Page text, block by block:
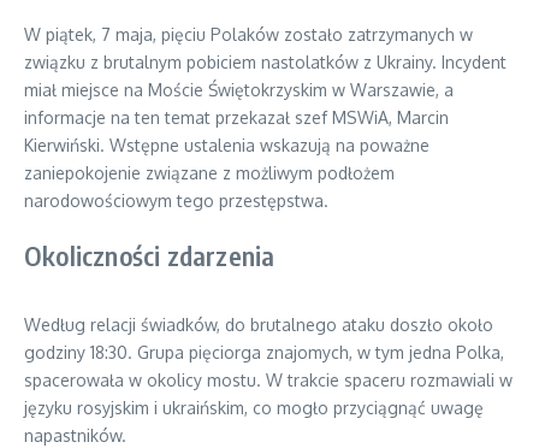
W piątek, 7 maja, pięciu Polaków zostało zatrzymanych w
związku z brutalnym pobiciem nastolatków z Ukrainy. Incydent
miał miejsce na Moście Świętokrzyskim w Warszawie, a
informacje na ten temat przekazał szef MSWiA, Marcin
Kierwiński. Wstępne ustalenia wskazują na poważne
zaniepokojenie związane z możliwym podłożem
narodowościowym tego przestępstwa.
Okoliczności zdarzenia
Według relacji świadków, do brutalnego ataku doszło około
godziny 18:30. Grupa pięciorga znajomych, w tym jedna Polka,
spacerowała w okolicy mostu. W trakcie spaceru rozmawiali w
języku rosyjskim i ukraińskim, co mogło przyciągnąć uwagę
napastników.